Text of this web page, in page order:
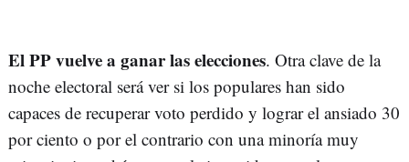
El PP vuelve a ganar las elecciones. Otra clave de la
noche electoral será ver si los populares han sido
capaces de recuperar voto perdido y lograr el ansiado 30
por ciento o por el contrario con una minoría muy